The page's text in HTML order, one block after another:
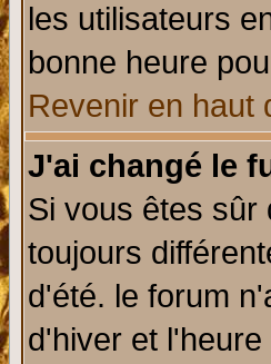
les utilisateurs
bonne heure
Revenir en haut
J'ai changé le
Si vous êtes sûr
toujours
d'été. le forum
d'hiver et